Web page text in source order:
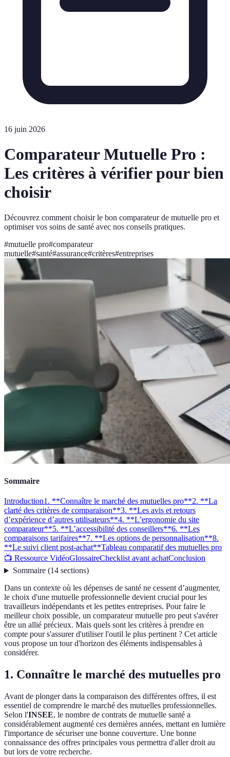
16 juin 2026
Comparateur Mutuelle Pro :
Les critères à vérifier pour bien
choisir
Découvrez comment choisir le bon comparateur de mutuelle pro et
optimiser vos soins de santé avec nos conseils pratiques.
#mutuelle pro#comparateur
mutuelle#santé#assurance#critères#entreprises
Sommaire
Introduction1. **Connaître le marché des mutuelles pro**2. **La
clarté des critères de comparaison**3. **Les avis et retours
d’expérience d’autres utilisateurs**4. **L’ergonomie du site
comparateur**5. **L’accessibilité des conseillers**6. **Les
comparaisons tarifaires**7. **Les options de personnalisation**8.
**Le suivi client post-achat**Tableau comparatif des mutuelles pro
📺 Ressource VidéoGlossaireChecklist avant achatConclusion
Sommaire(14 sections)
Dans un contexte où les dépenses de santé ne cessent d’augmenter,
le choix d'une mutuelle professionnelle devient crucial pour les
travailleurs indépendants et les petites entreprises. Pour faire le
meilleur choix possible, un comparateur mutuelle pro peut s'avérer
être un allié précieux. Mais quels sont les critères à prendre en
compte pour s'assurer d'utiliser l'outil le plus pertinent ? Cet article
vous propose un tour d'horizon des éléments indispensables à
considérer.
1. Connaître le marché des mutuelles pro
Avant de plonger dans la comparaison des différentes offres, il est
essentiel de comprendre le marché des mutuelles professionnelles.
Selon l'INSEE, le nombre de contrats de mutuelle santé a
considérablement augmenté ces dernières années, mettant en lumière
l'importance de sécuriser une bonne couverture. Une bonne
connaissance des offres principales vous permettra d'aller droit au
but lors de votre recherche.